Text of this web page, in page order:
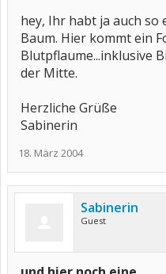
hey, Ihr habt ja auch so
Baum. Hier kommt ein
Blutpflaume...inklusive
der Mitte.
Herzliche Grüße
Sabinerin
18. März 2004
Sabinerin
Guest